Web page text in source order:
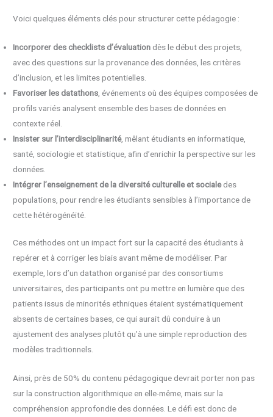
Voici quelques éléments clés pour structurer cette pédagogie :
Incorporer des checklists d’évaluation dès le début des projets,
avec des questions sur la provenance des données, les critères
d’inclusion, et les limites potentielles.
Favoriser les datathons , événements où des équipes composées de
profils variés analysent ensemble des bases de données en
contexte réel.
Insister sur l’interdisciplinarité, mêlant étudiants en informatique,
santé, sociologie et statistique, afin d’enrichir la perspective sur les
données.
Intégrer l’enseignement de la diversité culturelle et socialedes
populations, pour rendre les étudiants sensibles à l’importance de
cette hétérogénéité.
Ces méthodes ont un impact fort sur la capacité des étudiants à
repérer et à corriger les biais avant même de modéliser. Par
exemple, lors d’un datathon organisé par des consortiums
universitaires, des participants ont pu mettre en lumière que des
patients issus de minorités ethniques étaient systématiquement
absents de certaines bases, ce qui aurait dû conduire à un
ajustement des analyses plutôt qu’à une simple reproduction des
modèles traditionnels.
Ainsi, près de 50% du contenu pédagogique devrait porter non pas
sur la construction algorithmique en elle-même, mais sur la
compréhension approfondie des données. Le défi est donc de